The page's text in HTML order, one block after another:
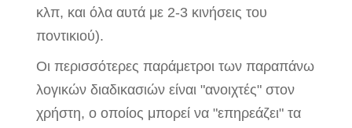
κλπ, και όλα αυτά με 2-3 κινήσεις του
ποντικιού).
Οι περισσότερες παράμετροι των παραπάνω
λογικών διαδικασιών είναι "ανοιχτές" στον
χρήστη, ο οποίος μπορεί να "επηρεάζει" τα